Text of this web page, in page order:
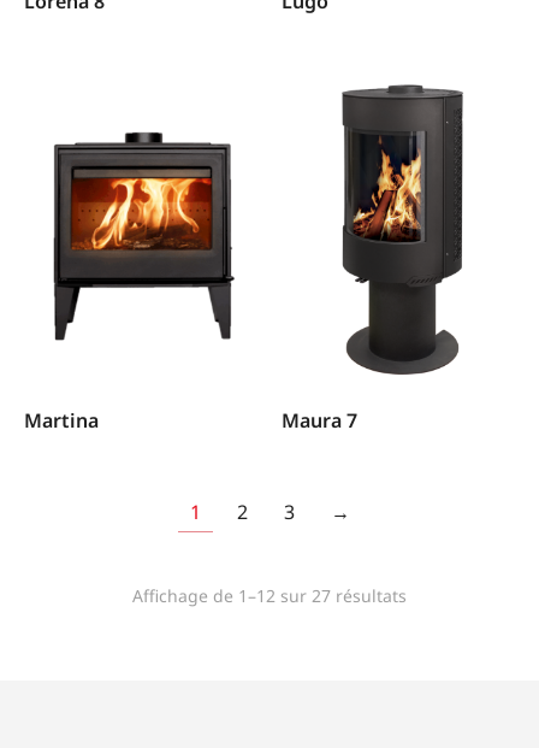
Martina Maura 7
1 2 3 →
Affichage de 1–12 sur 27 résultats